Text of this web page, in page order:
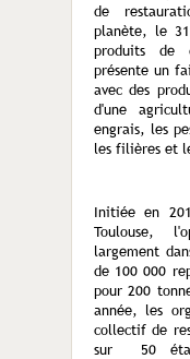
de
planète, le
produits de
présente un
avec des
d'une
engrais, les
les filières et
Initiée en
Toulouse,
largement
de 100 000
pour 200
année, les
collectif de
sur 50